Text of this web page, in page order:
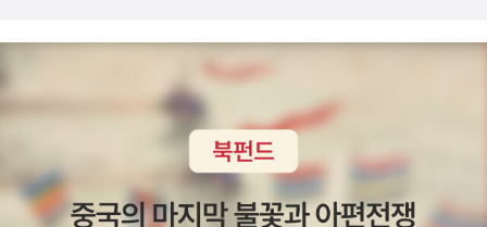
와 굴욕이 상존하는 일상 속에서 최선을 다해 자신만의 광채를 발화
하는, 평범한 사람들의 비범한 순간을 담고 싶었다. (당신이 반짝이던
순간, 이진순) 그렇게 나는 '최선을 다해 자신만의 광채를 발화하는
평범한 사람의 비범한 순간'이 있기를, 나의 반짝이는 순간,을 꿈꿔보
고 있는 중이다. 그래도 살아가고 있어, 라는 건 날아오르는 꿈을 가
진 희망인걸까.꿈은 또 날아가네 절망의 껍질을 깨고. 넥스트. The D
발언을 하는 성향이 있을수록 어렵습니다. 말한 사람을 비난하지 않
으면서 이것을 교육적으로 바로잡는 데 어떤 방법을 사용해야 하는
가, 그런 고민을 하는 요즈음이네요.
전에 활동하던 동호회에서 연말이면 앙케이트를 하곤 했다. 그중 질
문 목록에 '일 년 중 내가 가장 반짝이던 순간'은? 이라는 항목이 있었
다. 늘 거침없이 적어가다 결혼을 하고 아이를 낳아 육아를 하면서는
한참 생각해도 적을 게 없어졌다. 커뮤니티 자체의 쇠퇴로 이제 활동
이 없는 곳이지만 가끔 이전 내 글들을 찾아보고 얼굴이 벌게진다. 2
014년 9월 여행 에세이인데, 왜 제목이 '모독'일까?아마, 책을 읽다
보면 '모독'이라는 단어가 팍 팍 꽂히게 됩니다. 그 동안 '여행'하면, 잠
시 일상을 탈출하는, 즐거운 휴식이 떠올랐었는데, 박완서님과 함께
티베트 여행을 하면서 마구 마구 찔렸어요. ㅠ.ㅠ;; 그래도 이번 여행
을 통해 '티베트'에 대해서 다시 한번 생각하고, 다음에 티베트와 관련
된 뉴스나 관련 서적을 만난다면 예전과 달리 조금 더 관심을 두고 살
권까지만 읽고, 3권은 만화 카페에서..^^ 바스티앙 비베스의 그래픽
노블이라 궁금해서 우선 1권만 구입해서 읽었어요. 재미있어서 다음
권도 구입하고 싶지만, 국내에 시리즈 완결을 해줄것 같지 않은 불안
감에 망설이고 있습니다. 완결하면 구입할래요~^^ 그림이 몽황적이
어보여서 나를 사로잡은 만화 귀여운 반려동물들 스케치에